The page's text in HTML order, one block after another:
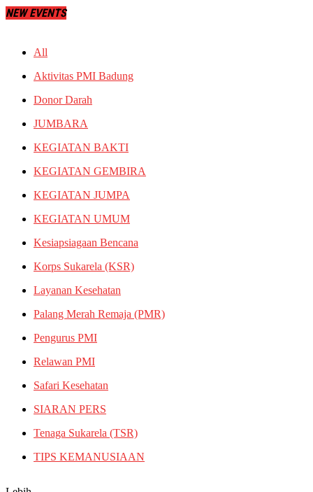
NEW EVENTS
All
Aktivitas PMI Badung
Donor Darah
JUMBARA
KEGIATAN BAKTI
KEGIATAN GEMBIRA
KEGIATAN JUMPA
KEGIATAN UMUM
Kesiapsiagaan Bencana
Korps Sukarela (KSR)
Layanan Kesehatan
Palang Merah Remaja (PMR)
Pengurus PMI
Relawan PMI
Safari Kesehatan
SIARAN PERS
Tenaga Sukarela (TSR)
TIPS KEMANUSIAAN